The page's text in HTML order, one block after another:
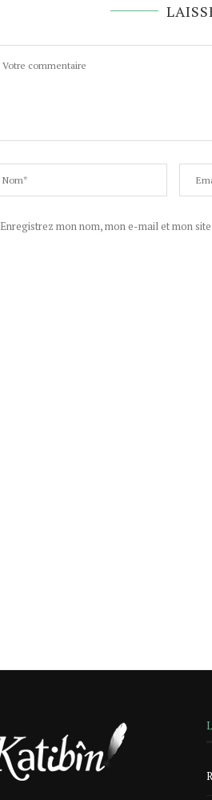
Enregistrez mon nom, mon e-mail et mon